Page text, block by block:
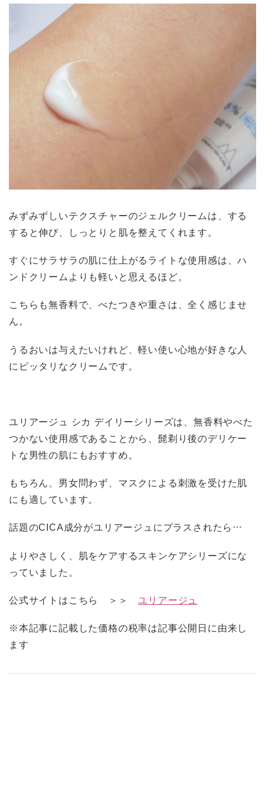
みずみずしいテクスチャーのジェルクリームは、する
すると伸び、しっとりと肌を整えてくれます。
すぐにサラサラの肌に仕上がるライトな使用感は、ハ
ンドクリームよりも軽いと思えるほど。
こちらも無香料で、べたつきや重さは、全く感じませ
ん。
うるおいは与えたいけれど、軽い使い心地が好きな人
にピッタリなクリームです。
ユリアージュ シカ デイリーシリーズは、無香料やべた
つかない使用感であることから、髭剃り後のデリケー
トな男性の肌にもおすすめ。
もちろん、男女問わず、マスクによる刺激を受けた肌
にも適しています。
話題のCICA成分がユリアージュにプラスされたら…
よりやさしく、肌をケアするスキンケアシリーズにな
っていました。
公式サイトはこちら ＞＞ユリアージュ
※本記事に記載した価格の税率は記事公開日に由来し
ます